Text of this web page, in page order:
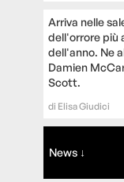
Arriva nelle
dell'orrore più
dell'anno. Ne
Damien
Scott.
di Elisa Giudici
News ↓